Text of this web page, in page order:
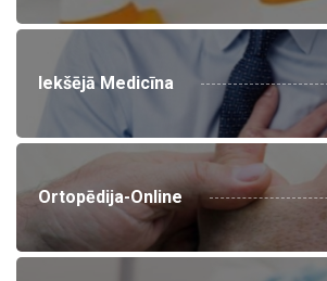
Iekšējā Medicīna
Ortopēdija-Online